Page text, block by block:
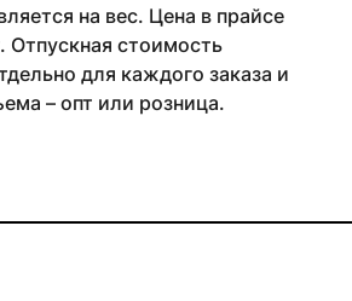
на вес. Цена в прайсе
Отпускная стоимость
для каждого заказа и
– опт или розница.